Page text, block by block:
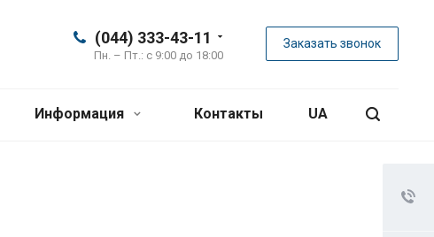
(044) 333-43-11
Пн. – Пт.: с 9:00 до 18:00
Заказать звонок
Информация Контакты UA